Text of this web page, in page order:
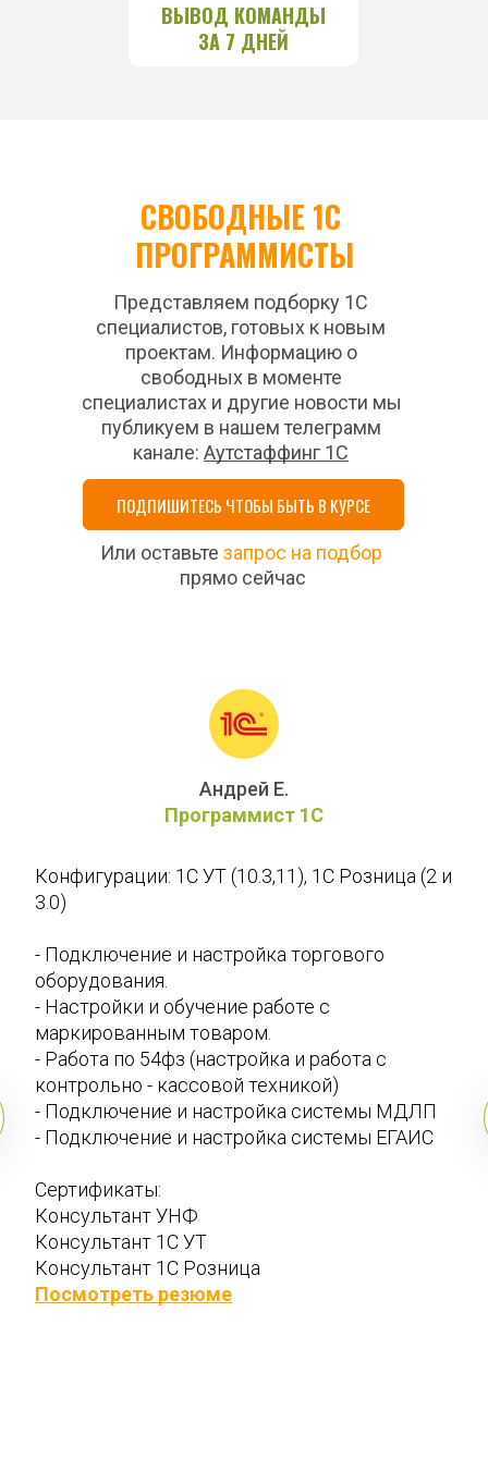
ВЫВОД КОМАНДЫ
ЗА 7 ДНЕЙ
СВОБОДНЫЕ 1С
ПРОГРАММИСТЫ
Представляем подборку 1С
специалистов, готовых к новым
проектам. Информацию о
свободных в моменте
специалистах и другие новости мы
публикуем в нашем телеграмм
канале: Аутстаффинг 1С
Или оставьте запрос на подбор
прямо сейчас
ПОДПИШИТЕСЬ ЧТОБЫ БЫТЬ В КУРСЕ
Андрей Е.
Программист 1С
Конфигурации: 1С УТ (10.3,11), 1С Розница (2 и
3.0)
- Подключение и настройка торгового
оборудования.
- Настройки и обучение работе с
маркированным товаром.
- Работа по 54фз (настройка и работа с
контрольно - кассовой техникой)
- Подключение и настройка системы МДЛП
- Подключение и настройка системы ЕГАИС
Сертификаты:
Консультант УНФ
Консультант 1С УТ
Консультант 1С Розница
Посмотреть резюме